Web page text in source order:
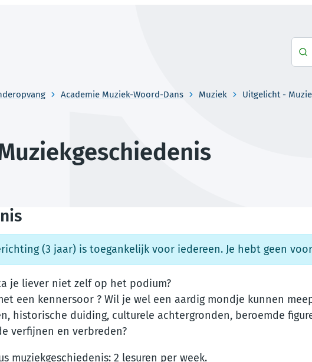
Academie Muziek-Woord-Dans Muziek Uitgelicht -
(3 jaar) is toegankelijk voor iedereen. Je hebt geen
je liever niet zelf op het podium?
een kennersoor ? Wil je wel een aardig mondje kunnen
historische duiding, culturele achtergronden, beroemde
verfijnen en verbreden?
muziekgeschiedenis: 2 lesuren per week.